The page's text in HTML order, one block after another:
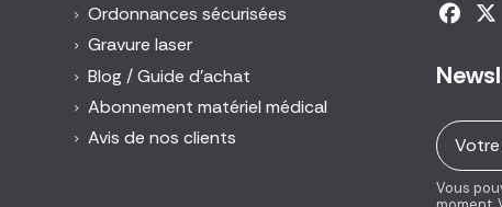
Ordonnances sécurisées
Gravure laser
Blog / Guide d'achat
Abonnement matériel médical
Avis de nos clients
Vous